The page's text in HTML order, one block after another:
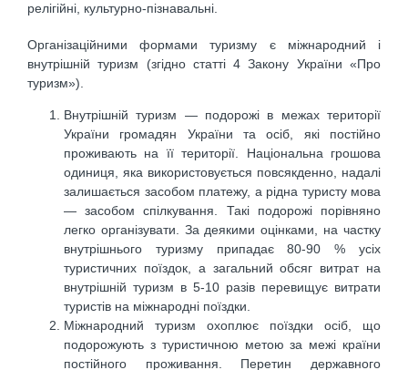
релігійні, культурно-пізнавальні.
Організаційними формами туризму є міжнародний і
внутрішній туризм (згідно статті 4 Закону України «Про
туризм»).
Внутрішній туризм — подорожі в межах території
України громадян України та осіб, які постійно
проживають на її території. Національна грошова
одиниця, яка використовується повсякденно, надалі
залишається засобом платежу, а рідна туристу мова
— засобом спілкування. Такі подорожі порівняно
легко організувати. За деякими оцінками, на частку
внутрішнього туризму припадає 80-90 % усіх
туристичних поїздок, а загальний обсяг витрат на
внутрішній туризм в 5-10 разів перевищує витрати
туристів на міжнародні поїздки.
Міжнародний туризм охоплює поїздки осіб, що
подорожують з туристичною метою за межі країни
постійного проживання. Перетин державного